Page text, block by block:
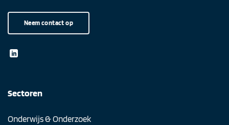
Neem contact op
Sectoren
Onderwijs & Onderzoek